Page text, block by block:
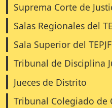
Suprema Corte de
Salas Regionales del
Sala Superior del TEPJF
Tribunal de Disciplina
Jueces de Distrito
Tribunal Colegiado de